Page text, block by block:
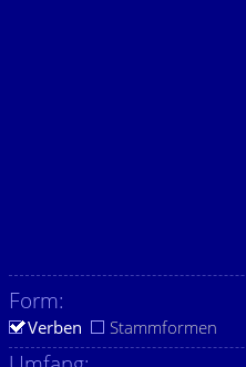
Form:
Verben Stammformen